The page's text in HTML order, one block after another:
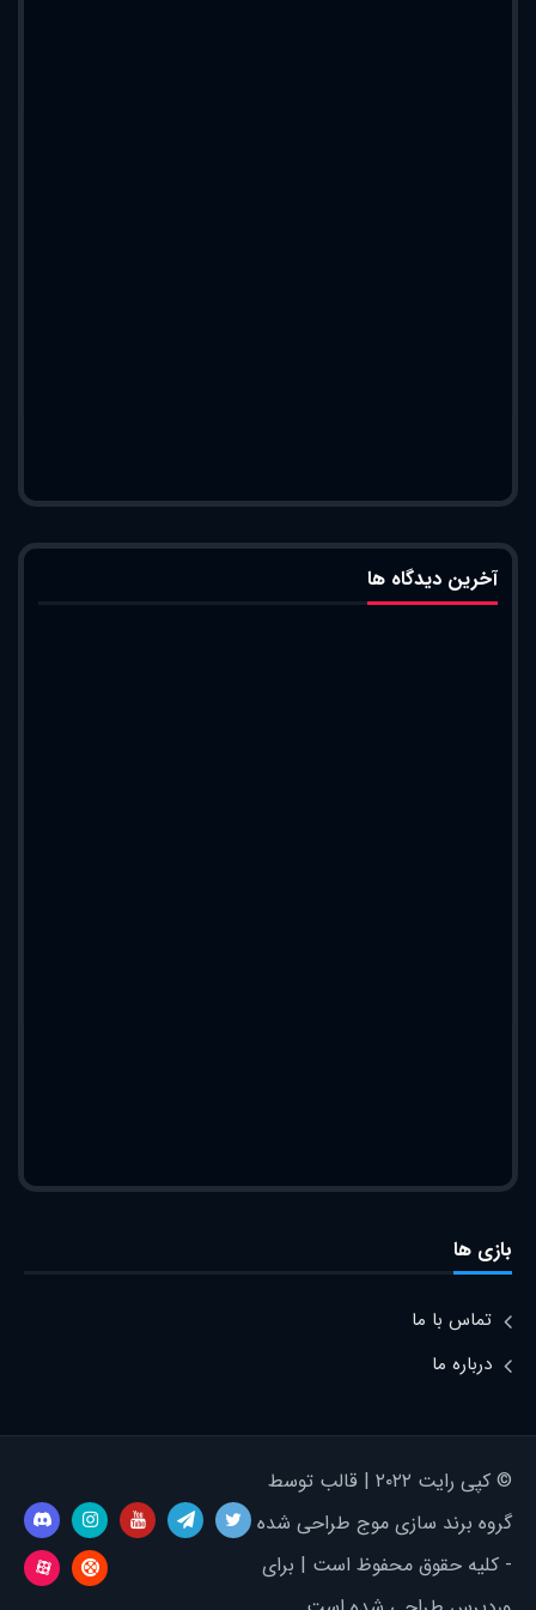
آخرین دیدگاه ها
بازی ها
تماس با ما
درباره ما
© کپی رایت ۲۰۲۲ | قالب توسط
گروه برند سازی موج طراحی شده
- کلیه حقوق محفوظ است | برای